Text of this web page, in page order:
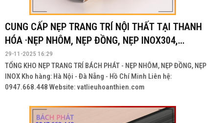
CUNG CẤP NẸP TRANG TRÍ NỘI THẤT TẠI THANH
HÓA ·NẸP NHÔM, NẸP ĐỒNG, NẸP INOX304,
INOX201
29-11-2025 16:29
TỔNG KHO NẸP TRANG TRÍ BÁCH PHÁT - NẸP NHÔM, NẸP ĐỒNG, NẸP
INOX Kho hàng: Hà Nội - Đà Nẵng - Hồ Chí Minh Liên hệ:
0947.668.448 Website: vatlieuhoanthien.com